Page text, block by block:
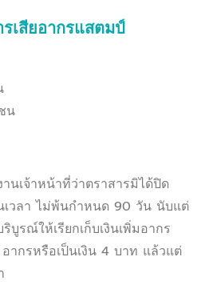
เสียอากรแสตมป์
น
นเจ้าหน้าที่ว่าตราสารมิได้ปิด
วลา ไม่พ้นกำหนด 90 วัน นับแต่
บูรณ์ให้เรียกเก็บเงินเพิ่มอากร
ากรหรือเป็นเงิน 4 บาท แล้วแต่